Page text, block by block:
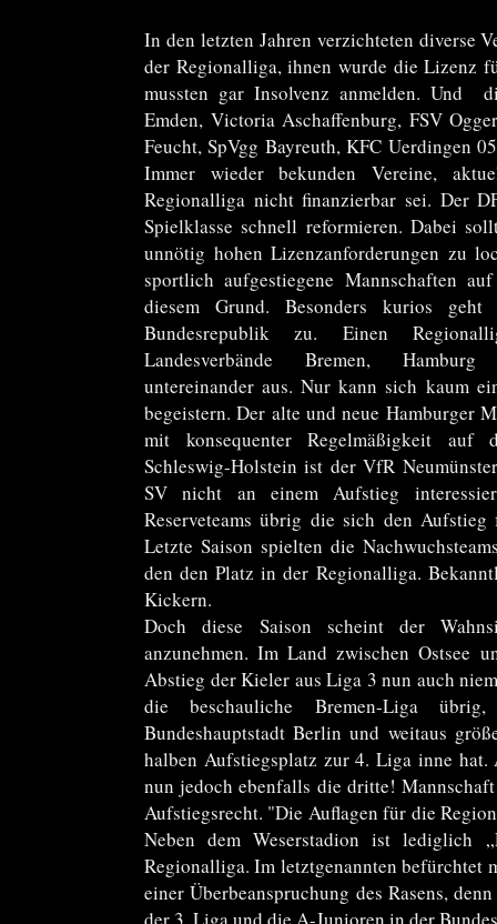
In den letzten Jahren verzichteten diverse
der Regionalliga, ihnen wurde die Lizenz
mussten gar Insolvenz anmelden. Und
Emden, Victoria Aschaffenburg, FSV
Feucht, SpVgg Bayreuth, KFC Uerdingen
Immer wieder bekunden Vereine,
Regionalliga nicht finanzierbar sei. Der
Spielklasse schnell reformieren. Dabei
unnötig hohen Lizenzanforderungen zu
sportlich aufgestiegene Mannschaften
diesem Grund. Besonders kurios
Bundesrepublik zu. Einen
Landesverbände Bremen,
untereinander aus. Nur kann sich kaum
begeistern. Der alte und neue Hamburger
mit konsequenter Regelmäßigkeit auf
Schleswig-Holstein ist der VfR
SV nicht an einem Aufstieg
Reserveteams übrig die sich den
Letzte Saison spielten die
den den Platz in der Regionalliga.
Kickern.
Doch diese Saison scheint der
anzunehmen. Im Land zwischen Ostsee
Abstieg der Kieler aus Liga 3 nun auch
die beschauliche Bremen-Liga
Bundeshauptstadt Berlin und weitaus
halben Aufstiegsplatz zur 4. Liga inne hat.
nun jedoch ebenfalls die dritte!
Aufstiegsrecht. "Die Auflagen für die
Neben dem Weserstadion ist lediglich
Regionalliga. Im letztgenannten befürchtet
einer Überbeanspruchung des Rasens,